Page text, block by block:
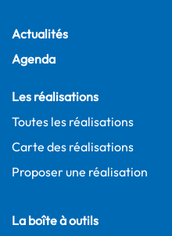
Actualités
Agenda
Les réalisations
Toutes les réalisations
Carte des réalisations
Proposer une réalisation
La boîte à outils